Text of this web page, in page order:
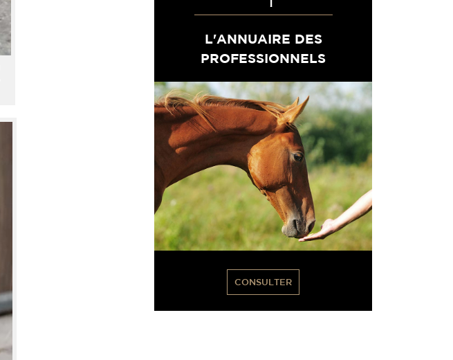
L'ANNUAIRE DES
PROFESSIONNELS
CONSULTER